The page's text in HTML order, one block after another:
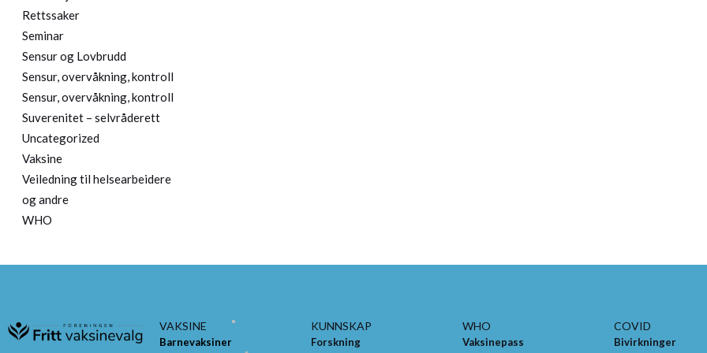
Rettssaker
Seminar
Sensur og Lovbrudd
Sensur, overvåkning, kontroll
Sensur, overvåkning, kontroll
Suverenitet – selvråderett
Uncategorized
Vaksine
Veiledning til helsearbeidere
og andre
WHO
VAKSINE
Barnevaksiner
KUNNSKAP
Forskning
WHO
Vaksinepass
COVID
Bivirkninger